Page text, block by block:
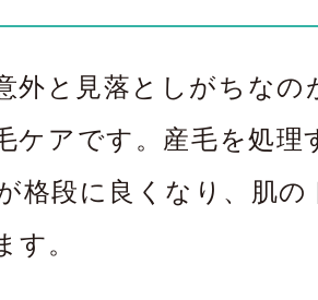
外と見落としがちなの
ケアです。産毛を処理
格段に良くなり、肌の
。